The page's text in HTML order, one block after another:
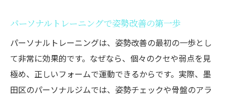
パーソナルトレーニングで生活習慣を改善
健康維持に欠かせない骨盤ケアの習慣
放置すると危険！骨盤の歪みが引き起こす不調
パーソナルジムの骨盤ケアで防ぐ全身不調
パーソナルトレーニングで姿勢改善の第一歩
パーソナルトレーニングは、姿勢改善の最初の一歩とし
て非常に効果的です。なぜなら、個々のクセや弱点を見
極め、正しいフォームで運動できるからです。実際、墨
田区のパーソナルジムでは、姿勢チェックや骨盤のアラ